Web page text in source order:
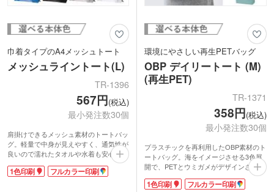
巾着タイプのA4メッシュトート
メッシュライントート(L)
TR-1396
567円(税込)
最小発注数30個
肩掛けできるメッシュ素材のトートバッ
グ。軽量で中身が見えやすく、通気性が
良いので濡れたタオルや水着も安心して
収納できます。口元は巾着仕様で中身の
飛び出しも防止。A4サイズでデイリー
1色印刷 フルカラー印刷
環境にやさしい再生PETバッグ
OBP デイリートート (M)
(再生PET)
TR-1371
358円(税込)
最小発注数30個
プラスチックを再利用したOBP素材のト
ートバッグ。海をイメージさせる3色展
開で、PETとウミガメがデザインされた
OBP専用のネームタグが付いています。
肩掛けできるハンドルは爽やかな印象の
1色印刷 フルカラー印刷